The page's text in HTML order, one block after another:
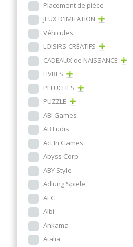
Placement de pièce
JEUX D'IMITATION
Véhicules
LOISIRS CRÉATIFS
CADEAUX de NAISSANCE
LIVRES
PELUCHES
PUZZLE
ABI Games
AB Ludis
Act In Games
Abyss Corp
ABY Style
Adlung Spiele
AEG
Albi
Ankama
Atalia